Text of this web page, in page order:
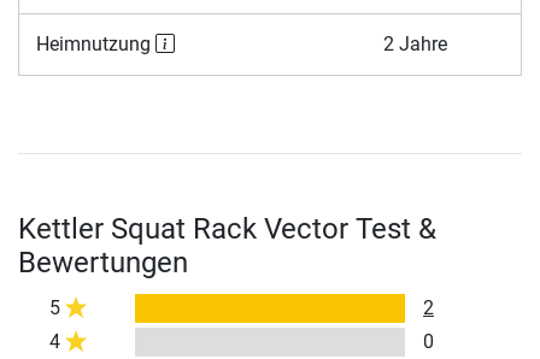
Heimnutzung 2 Jahre
Kettler Squat Rack Vector Test &
Bewertungen
5
2
4
0